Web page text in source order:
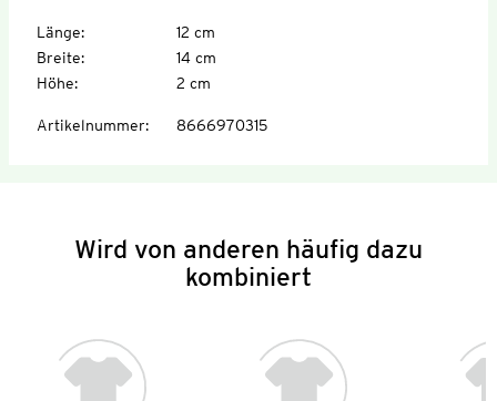
Länge:
12 cm
Breite:
14 cm
Höhe: 2 cm
Artikelnummer: 8666970315
Wird von anderen häufig dazu
kombiniert